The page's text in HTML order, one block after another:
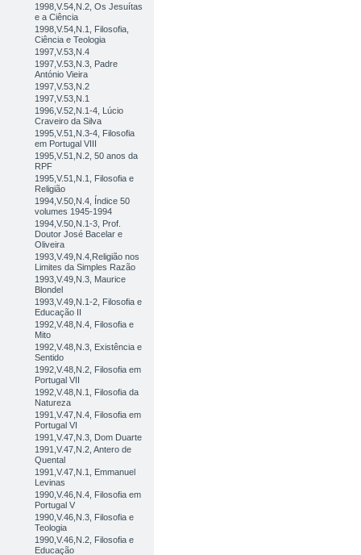
1998,V.54,N.2, Os Jesuítas
e a Ciência
1998,V.54,N.1, Filosofia,
Ciência e Teologia
1997,V.53,N.4
1997,V.53,N.3, Padre
António Vieira
1997,V.53,N.2
1997,V.53,N.1
1996,V.52,N.1-4, Lúcio
Craveiro da Silva
1995,V.51,N.3-4, Filosofia
em Portugal VIII
1995,V.51,N.2, 50 anos da
RPF
1995,V.51,N.1, Filosofia e
Religião
1994,V.50,N.4, Índice 50
volumes 1945-1994
1994,V.50,N.1-3, Prof.
Doutor José Bacelar e
Oliveira
1993,V.49,N.4,Religião nos
Limites da Simples Razão
1993,V.49,N.3, Maurice
Blondel
1993,V.49,N.1-2, Filosofia e
Educação II
1992,V.48,N.4, Filosofia e
Mito
1992,V.48,N.3, Existência e
Sentido
1992,V.48,N.2, Filosofia em
Portugal VII
1992,V.48,N.1, Filosofia da
Natureza
1991,V.47,N.4, Filosofia em
Portugal VI
1991,V.47,N.3, Dom Duarte
1991,V.47,N.2, Antero de
Quental
1991,V.47,N.1, Emmanuel
Levinas
1990,V.46,N.4, Filosofia em
Portugal V
1990,V.46,N.3, Filosofia e
Teologia
1990,V.46,N.2, Filosofia e
Educação